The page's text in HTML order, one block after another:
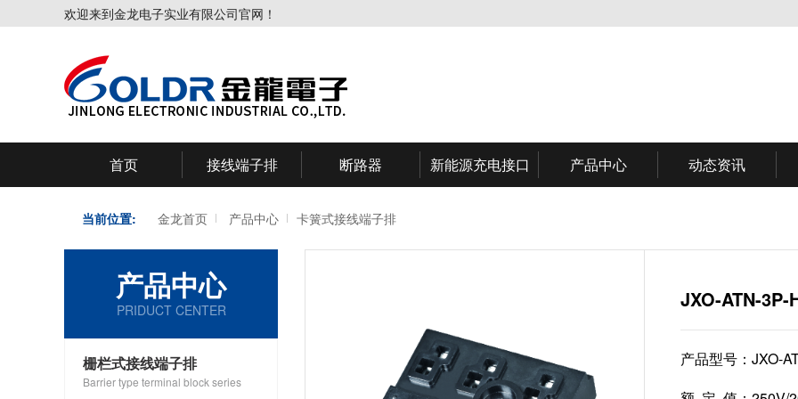
欢迎来到金龙电子实业有限公司官网！
首页 接线端子排 断路器 新能源充电接口 产品中心 动态资讯
当前位置: 金龙首页 产品中心 卡簧式接线端子排
产品中心
PRIDUCT CENTER
栅栏式接线端子排
Barrier type terminal block series
JXO-ATN-3P-
产品型号： JXO-